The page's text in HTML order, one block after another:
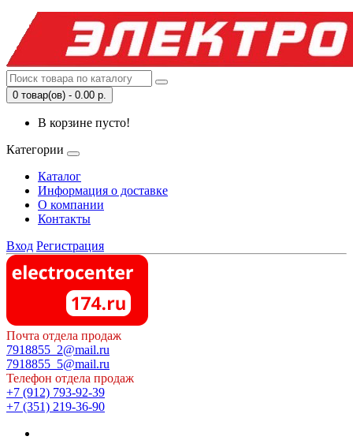
0 товар(ов) - 0.00 р.
В корзине пусто!
Категории
Каталог
Информация о доставке
О компании
Контакты
Вход Регистрация
Почта отдела продаж
7918855_2@mail.ru
7918855_5@mail.ru
Телефон отдела продаж
+7 (912) 793-92-39
+7 (351) 219-36-90